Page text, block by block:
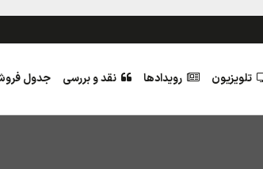
تلویزیون رویدادها نقد و بررسی جدول